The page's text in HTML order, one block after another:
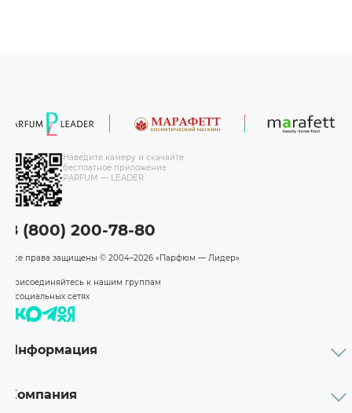
Наведите камеру и скачайте
бесплатное приложение
PARFUM — LEADER
8 (800) 200-78-80
Все права защищены © 2004–2026 «Парфюм — Лидер»
Присоединяйтесь к нашим группам
в социальных сетях
Информация
Бренды
Компания